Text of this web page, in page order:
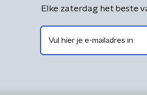
Elke zaterdag het beste